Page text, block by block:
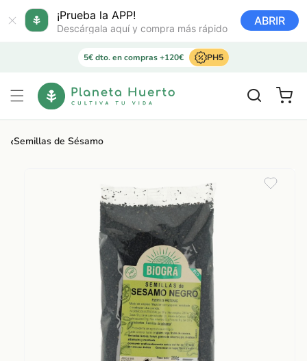
¡Prueba la APP!
Descárgala aquí y compra más rápido
ABRIR
directamente
al contenido
5€ dto. en compras +120€ PH5
Carrito
‹Semillas de Sésamo